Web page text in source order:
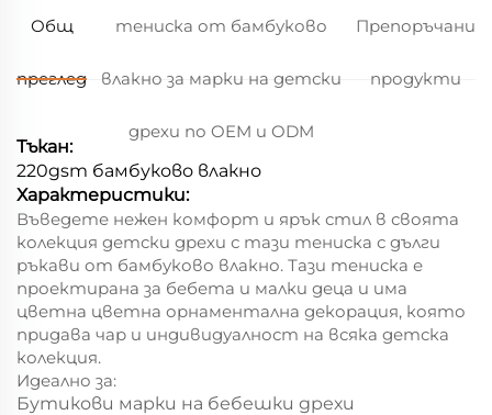
Общ
преглед
тениска от бамбуково
влакно за марки на детски
дрехи по OEM и ODM
Препоръчани
продукти
Тъкан:
220gsm бамбуково влакно
Характеристики:
Въведете нежен комфорт и ярък стил в своята
колекция детски дрехи с тази тениска с дълги
ръкави от бамбуково влакно. Тази тениска е
проектирана за бебета и малки деца и има
цветна цветна орнаментална декорация, която
придава чар и индивидуалност на всяка детска
колекция.
Идеално за:
Бутикови марки на бебешки дрехи